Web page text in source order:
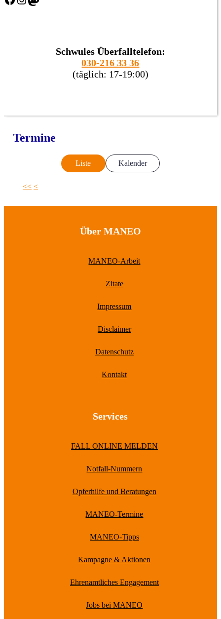
Schwules Überfalltelefon:
030-216 33 36
(täglich: 17-19:00)
Termine
Liste Kalender
<< <
Über MANEO
MANEO-Arbeit
Zitate
Impressum
Disclaimer
Datenschutz
Kontakt
Services
FALL ONLINE MELDEN
Notfall-Nummern
Opferhilfe und Beratungen
MANEO-Termine
MANEO-Tipps
Kampagne & Aktionen
Ehrenamtliches Engagement
Jobs bei MANEO